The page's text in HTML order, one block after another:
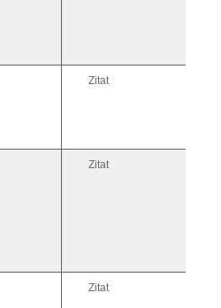
Zitat
Zitat
Zitat